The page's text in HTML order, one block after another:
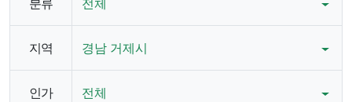
지역 경남 거제시
인가 전체